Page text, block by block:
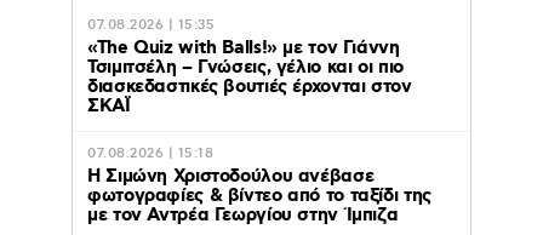
07.08.2026 | 15:35
«The Quiz with Balls!» με τον Γιάννη
Τσιμιτσέλη – Γνώσεις, γέλιο και οι πιο
διασκεδαστικές βουτιές έρχονται στον
ΣΚΑΪ
07.08.2026 | 15:18
Η Σιμώνη Χριστοδούλου ανέβασε
φωτογραφίες & βίντεο από το ταξίδι της
με τον Αντρέα Γεωργίου στην Ίμπιζα